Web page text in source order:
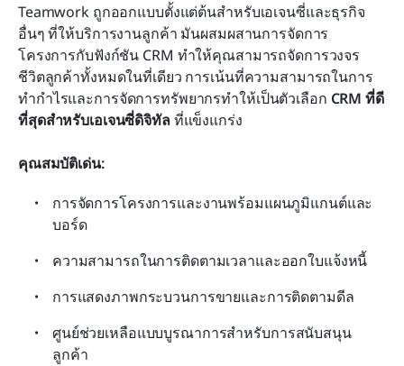
Teamwork ถูกออกแบบตั้งแต่ต้นสำหรับเอเจนซี่และธุรกิจ
อื่นๆ ที่ให้บริการงานลูกค้า มันผสมผสานการจัดการ
โครงการกับฟังก์ชัน CRM ทำให้คุณสามารถจัดการวงจร
ชีวิตลูกค้าทั้งหมดในที่เดียว การเน้นที่ความสามารถในการ
ทำกำไรและการจัดการทรัพยากรทำให้เป็นตัวเลือก CRM ที่ดี
ที่สุดสำหรับเอเจนซี่ดิจิทัล ที่แข็งแกร่ง
คุณสมบัติเด่น:
การจัดการโครงการและงานพร้อมแผนภูมิแกนต์และ
บอร์ด
ความสามารถในการติดตามเวลาและออกใบแจ้งหนี้
การแสดงภาพกระบวนการขายและการติดตามดีล
ศูนย์ช่วยเหลือแบบบูรณาการสำหรับการสนับสนุน
ลูกค้า